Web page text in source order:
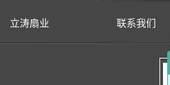
立涛扇业 联系我们